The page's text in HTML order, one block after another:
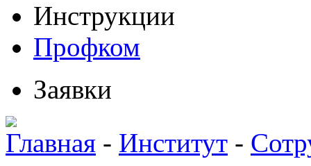
Инструкции
Профком
Заявки
Главная - Институт -